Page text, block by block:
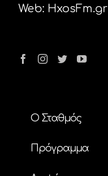
Web: HxosFm.gr
Ο Σταθμός
Πρόγραμμα